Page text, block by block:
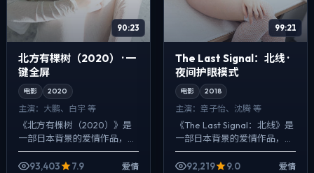
90:23
北方有棵树（2020） · 一
键全屏
电影 2020
主演： 大鹏、白宇 等
《北方有棵树（2020）》是
一部日本背景的爱情作品，
2020年公映，由李安执导，
大鹏、白宇、肖央等主演。用
93,403 7.9 爱情
99:21
The Last Signal：北线 ·
夜间护眼模式
电影 2018
主演： 章子怡、沈腾 等
《The Last Signal：北线》是
一部日本背景的爱情作品，
2018年公映，由韦斯·安德森执
导，章子怡、沈腾、咏梅等主
92,219 9.0 爱情